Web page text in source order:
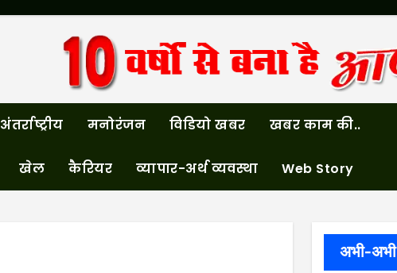
अंतर्राष्ट्रीय मनोरंजन विडियो खबर खबर काम की..
खेल कैरियर व्यापार-अर्थ व्यवस्था Web Story
अभी-अभी